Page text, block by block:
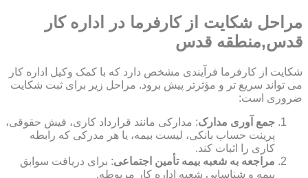
مراحل شکایت از کارفرما در اداره کار
قدس,منطقه قدس
شکایت از کارفرما فرآیندی مشخص دارد که با کمک وکیل اداره کار
می تواند سریع تر و مؤثرتر پیش برود. مراحل زیر برای ثبت شکایت
ضروری است:
جمع آوری مدارک: مدارکی مانند قرارداد کاری، فیش حقوقی،
پرینت حساب بانکی، لیست بیمه، یا هر مدرکی که رابطه
کاری را اثبات کند.
مراجعه به شعبه بیمه تأمین اجتماعی: برای دریافت سوابق
بیمه و شناسایی شعبه اداره کار مربوطه.